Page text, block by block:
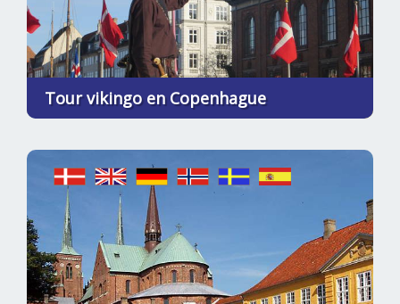
Tour vikingo en Copenhague